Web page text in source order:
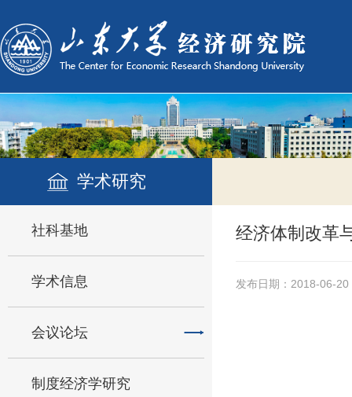
学术研究
社科基地
学术信息
会议论坛
制度经济学研究
经济体制改革
发布日期：2018-06-20